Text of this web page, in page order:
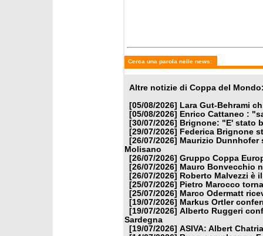
Cerca una parola nelle news:
Altre notizie di Coppa del
[05/08/2026]
Lara Gut-Behrami
[05/08/2026]
Enrico Cattaneo :
[30/07/2026]
Brignone: "E' stato
[29/07/2026]
Federica Brignone
[26/07/2026] Maurizio Dunnhofer
Molisano
[26/07/2026] Gruppo Coppa
[26/07/2026] Mauro Bonvecchio
[26/07/2026]
Roberto Malvezzi è
[25/07/2026]
Pietro Marocco
[25/07/2026] Marco Odermatt
[19/07/2026] Markus Ortler
[19/07/2026] Alberto Ruggeri
Sardegna
[19/07/2026] ASIVA: Albert